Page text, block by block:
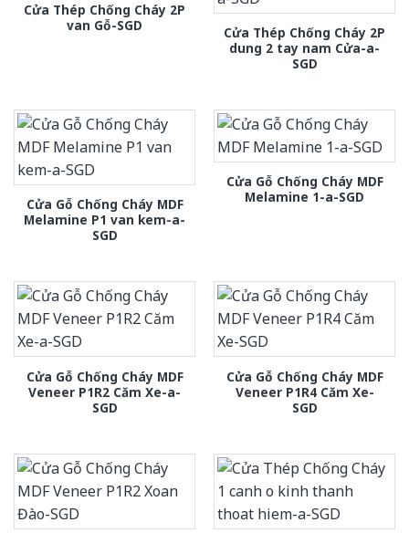
Cửa Thép Chống Cháy 2P
van Gỗ-SGD
Cửa Thép Chống Cháy 2P
dung 2 tay nam Cửa-a-
SGD
Cửa Gỗ Chống Cháy MDF
Melamine P1 van kem-a-
SGD
Cửa Gỗ Chống Cháy MDF
Melamine 1-a-SGD
Cửa Gỗ Chống Cháy MDF
Veneer P1R2 Căm Xe-a-
SGD
Cửa Gỗ Chống Cháy MDF
Veneer P1R4 Căm Xe-
SGD